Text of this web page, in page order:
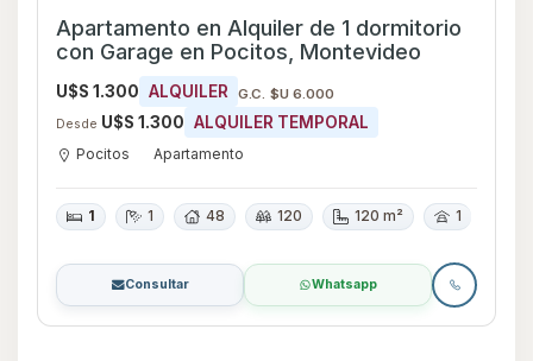
Apartamento en Alquiler de 1 dormitorio
con Garage en Pocitos, Montevideo
U$S 1.300 ALQUILER
G.C. $U 6.000
Desde U$S 1.300 ALQUILER TEMPORAL
Pocitos Apartamento
1 1 48 120 120 m² 1
Consultar Whatsapp